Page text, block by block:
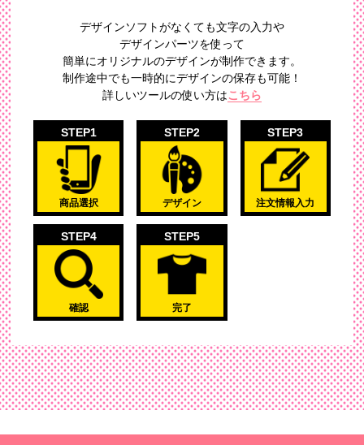
デザインソフトがなくても文字の入力や
デザインパーツを使って
簡単にオリジナルのデザインが制作できます。
制作途中でも一時的にデザインの保存も可能！
詳しいツールの使い方はこちら
STEP1
商品選択
STEP2
デザイン
STEP3
注文情報入力
STEP4
確認
STEP5
完了